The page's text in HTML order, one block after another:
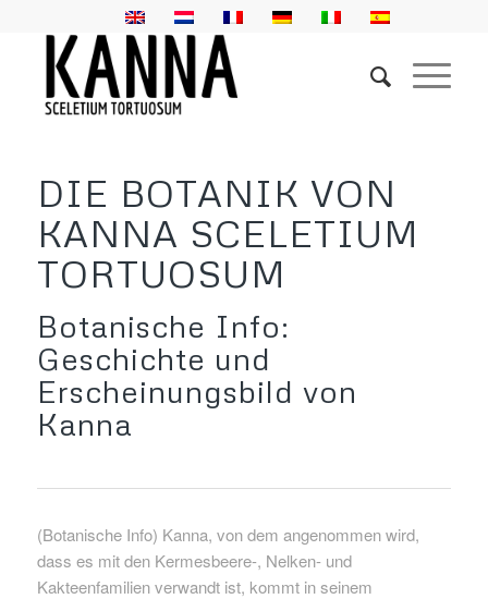
DIE BOTANIK VON
KANNA SCELETIUM
TORTUOSUM
Botanische Info:
Geschichte und
Erscheinungsbild von
Kanna
(Botanische Info) Kanna, von dem angenommen wird,
dass es mit den Kermesbeere-, Nelken- und
Kakteenfamilien verwandt ist, kommt in seinem